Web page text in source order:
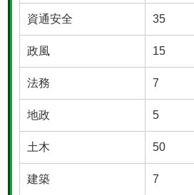
資通安全 35
政風 15
法務 7
地政 5
土木 50
建築 7